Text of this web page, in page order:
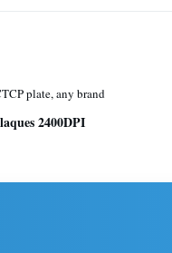
plate, any brand
2400DPI